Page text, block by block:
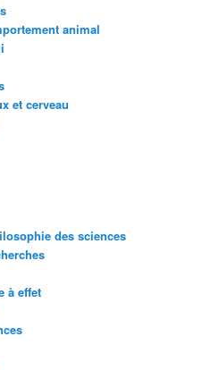
animal
et cerveau
des sciences
à effet